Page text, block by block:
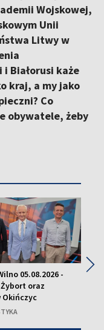
Wojskowej,
Unii
Litwy w
Białorusi każe
kraj, a my jako
Co
obywatele, żeby
05.08.2026 -
oraz
Okińczyc
▶